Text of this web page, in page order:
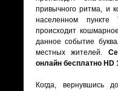
привычного ритма, и
населенном
происходит
данное событие
местных жителей.
онлайн бесплатно HD
Когда, вернувшись